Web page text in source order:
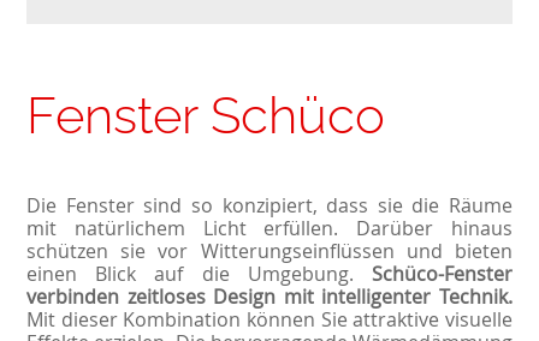
Fenster Schüco
Die Fenster sind so konzipiert, dass sie die Räume
mit natürlichem Licht erfüllen. Darüber hinaus
schützen sie vor Witterungseinflüssen und bieten
einen Blick auf die Umgebung. Schüco-Fenster
verbinden zeitloses Design mit intelligenter Technik.
Mit dieser Kombination können Sie attraktive visuelle